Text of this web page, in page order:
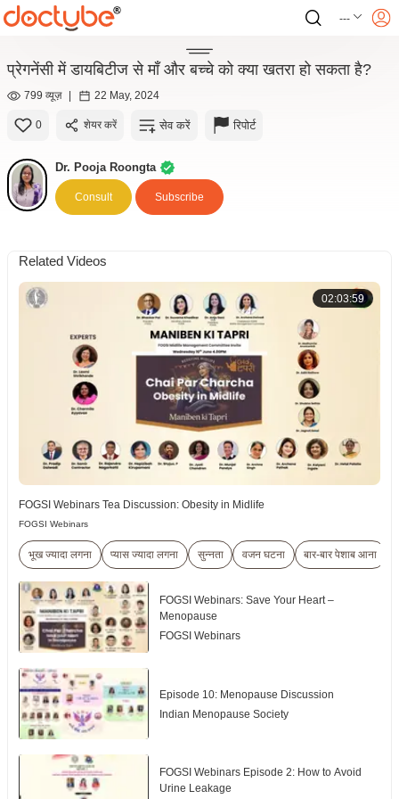
---
प्रेगनेंसी में डायबिटीज से माँ और बच्चे को क्या खतरा हो सकता है?
799 व्यूज़ | 22 May, 2024
0 शेयर करें सेव करें रिपोर्ट
Dr. Pooja Roongta
Consult Subscribe
Related Videos
02:03:59
FOGSI Webinars Tea Discussion: Obesity in Midlife
FOGSI Webinars
भूख ज्यादा लगना प्यास ज्यादा लगना सुन्नता वजन घटना बार-बार पेशाब आना
FOGSI Webinars: Save Your Heart –
Menopause
FOGSI Webinars
Episode 10: Menopause Discussion
Indian Menopause Society
FOGSI Webinars Episode 2: How to Avoid
Urine Leakage